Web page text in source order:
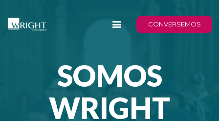
CONVERSEMOS
SOMOS
WRIGHT